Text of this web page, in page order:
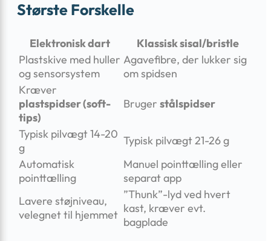
Største Forskelle
Elektronisk dart
Klassisk sisal/bristle
Plastskive med huller
og sensorsystem
Agavefibre, der lukker sig
om spidsen
Kræver
plastspidser (soft-
tips)
Bruger stålspidser
Typisk pilvægt 14-20
g
Typisk pilvægt 21-26 g
Automatisk
pointtælling
Manuel pointtælling eller
separat app
Lavere støjniveau,
velegnet til hjemmet
”Thunk”-lyd ved hvert
kast, kræver evt.
bagplade